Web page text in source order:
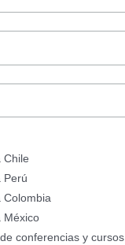
Chile
Perú
Colombia
México
conferencias y cursos